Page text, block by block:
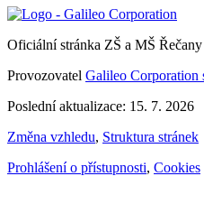
Oficiální stránka ZŠ a MŠ
Provozovatel Galileo Corporation
Poslední aktualizace: 15. 7. 2026
Změna vzhledu, Struktura stránek
Prohlášení o přístupnosti, Cookies